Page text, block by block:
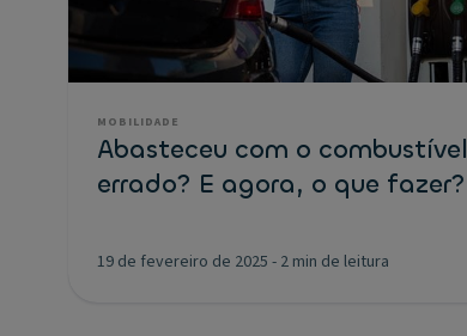
MOBILIDADE
Abasteceu com o combustível
errado? E agora, o que fazer?
19 de fevereiro de 2025 - 2 min de leitura